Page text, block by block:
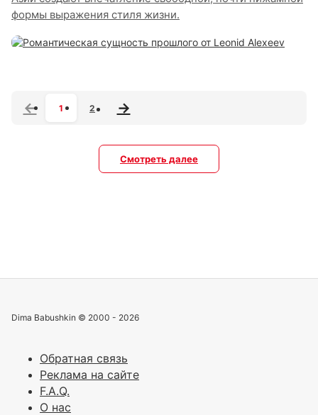
формы выражения стиля жизни.
1 2
Смотреть далее
Dima Babushkin © 2000 - 2026
Обратная связь
Реклама на сайте
F.A.Q.
О нас